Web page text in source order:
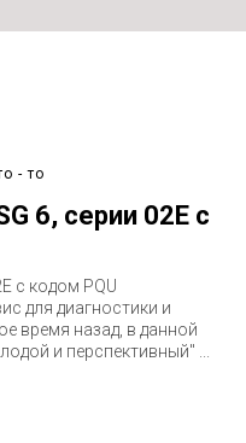
- то
6, серии 02E с
c кодом PQU
для диагностики и
время назад, в данной
и перспективный" ...